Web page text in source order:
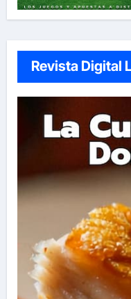
Revista Digital